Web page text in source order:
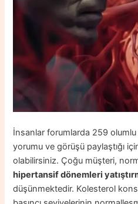
İnsanlar forumlarda 259 olumlu
yorumu ve görüşü paylaştığı
olabilirsiniz. Çoğu müşteri,
hipertansif dönemleri
düşünmektedir. Kolesterol